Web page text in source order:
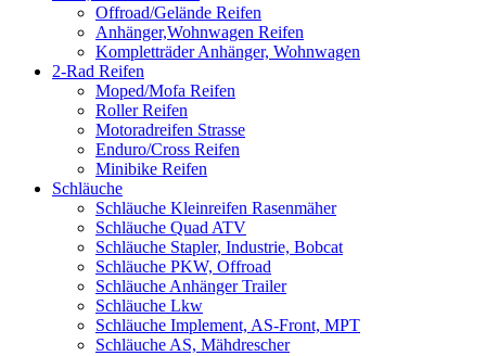
Offroad/Gelände Reifen
Anhänger,Wohnwagen Reifen
Kompletträder Anhänger, Wohnwagen
2-Rad Reifen
Moped/Mofa Reifen
Roller Reifen
Motoradreifen Strasse
Enduro/Cross Reifen
Minibike Reifen
Schläuche
Schläuche Kleinreifen Rasenmäher
Schläuche Quad ATV
Schläuche Stapler, Industrie, Bobcat
Schläuche PKW, Offroad
Schläuche Anhänger Trailer
Schläuche Lkw
Schläuche Implement, AS-Front, MPT
Schläuche AS, Mähdrescher